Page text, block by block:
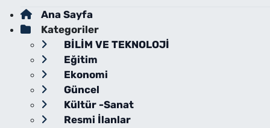
Ana Sayfa
Kategoriler
BİLİM VE TEKNOLOJİ
Eğitim
Ekonomi
Güncel
Kültür -Sanat
Resmi İlanlar